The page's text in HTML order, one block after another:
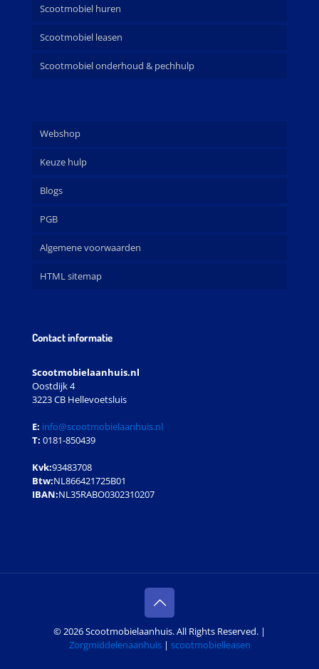
Scootmobiel huren
Scootmobiel leasen
Scootmobiel onderhoud & pechhulp
Webshop
Keuze hulp
Blogs
PGB
Algemene voorwaarden
HTML sitemap
Contact informatie
Scootmobielaanhuis.nl
Oostdijk 4
3223 CB Hellevoetsluis
E: info@scootmobielaanhuis.nl
T: 0181-850439
Kvk:93483708
Btw:NL866421725B01
IBAN:NL35RABO0302310207
© 2026 Scootmobielaanhuis. All Rights Reserved. |
Zorgmiddelenaanhuis| scootmobielleasen